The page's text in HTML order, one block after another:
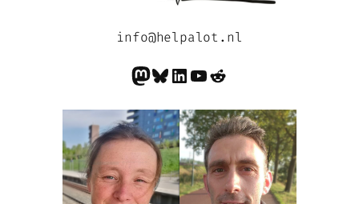
info@helpalot.nl
Mastodon
Bluesky
LinkedIn
YouTube
Reddit